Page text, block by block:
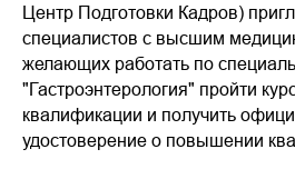
Центр Подготовки Кадров)
специалистов с высшим
желающих работать по
"Гастроэнтерология" пройти
квалификации и получить
удостоверение о повышении